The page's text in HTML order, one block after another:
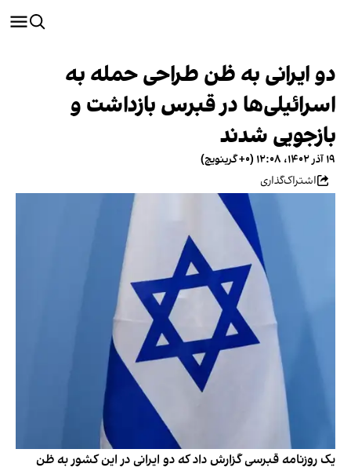
دو ایرانی به ظن طراحی حمله به
اسرائیلی‌ها در قبرس بازداشت و
بازجویی شدند
۱۹ آذر ۱۴۰۲، ۱۲:۰۸ (‎+۰ گرینویچ)
اشتراک‌گذاری
یک روزنامه قبرسی گزارش داد که دو ایرانی در این کشور به ظن